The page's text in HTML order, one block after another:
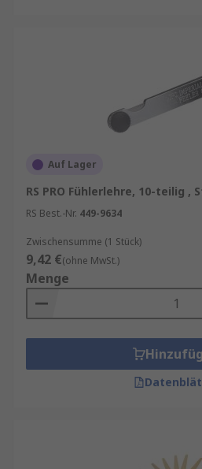
Auf Lager
RS PRO Fühlerlehre, 10-teilig ,
RS Best.-Nr. 449-9634
Zwischensumme (1 Stück)
9,42 €(ohne MwSt.)
Menge